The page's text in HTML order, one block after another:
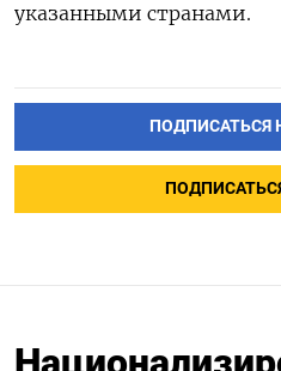
указанными странами.
ПОДПИСАТЬСЯ
ПОДПИСАТЬСЯ